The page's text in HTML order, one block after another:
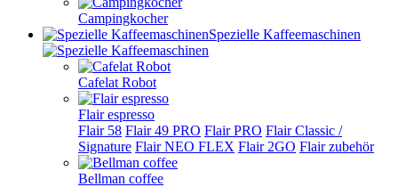
Campingkocher
Spezielle Kaffeemaschinen
Cafelat Robot
Flair espresso
Flair 58 Flair 49 PRO Flair PRO Flair Classic /
Signature Flair NEO FLEX Flair 2GO Flair zubehör
Bellman coffee